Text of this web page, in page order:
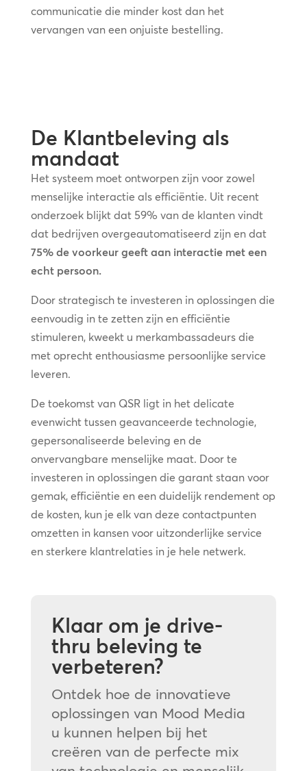
communicatie die minder kost dan het
vervangen van een onjuiste bestelling.
De Klantbeleving als
mandaat
Het systeem moet ontworpen zijn voor zowel
menselijke interactie als efficiëntie. Uit recent
onderzoek blijkt dat 59% van de klanten vindt
dat bedrijven overgeautomatiseerd zijn en dat
75% de voorkeur geeft aan interactie met een
echt persoon.
Door strategisch te investeren in oplossingen die
eenvoudig in te zetten zijn en efficiëntie
stimuleren, kweekt u merkambassadeurs die
met oprecht enthousiasme persoonlijke service
leveren.
De toekomst van QSR ligt in het delicate
evenwicht tussen geavanceerde technologie,
gepersonaliseerde beleving en de
onvervangbare menselijke maat. Door te
investeren in oplossingen die garant staan voor
gemak, efficiëntie en een duidelijk rendement op
de kosten, kun je elk van deze contactpunten
omzetten in kansen voor uitzonderlijke service
en sterkere klantrelaties in je hele netwerk.
Klaar om je drive-
thru beleving te
verbeteren?
Ontdek hoe de innovatieve
oplossingen van Mood Media
u kunnen helpen bij het
creëren van de perfecte mix